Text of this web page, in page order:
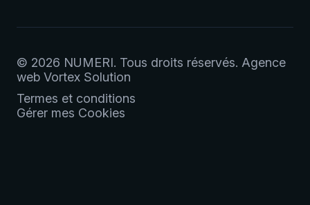
© 2026 NUMERI. Tous droits réservés. Agence
web Vortex Solution
Termes et conditions
Gérer mes Cookies